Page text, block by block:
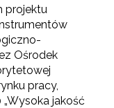
projektu
Ośrodek
pracy,
„Wysoka jakość